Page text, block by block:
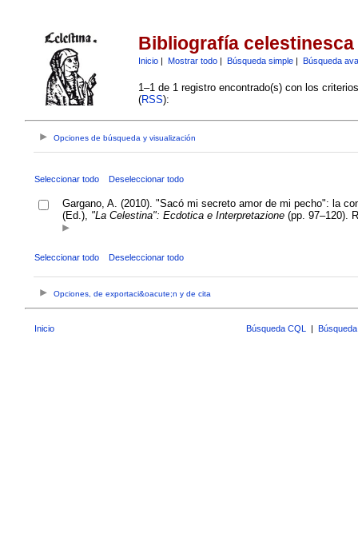
Bibliografía celestinesca
Inicio| Mostrar todo| Búsqueda simple| Búsqueda
1–1 de 1 registro encontrado(s) con los
(RSS):
Opciones de búsqueda y visualización
Seleccionar todo Deseleccionar todo
Gargano, A. (2010). "Sacó mi secreto amor de mi pecho": la
(Ed.), "La Celestina": Ecdotica e Interpretazione(pp. 97–120).
Seleccionar todo Deseleccionar todo
Opciones, de exportaci&oacute;n y de cita
Inicio Búsqueda CQL |